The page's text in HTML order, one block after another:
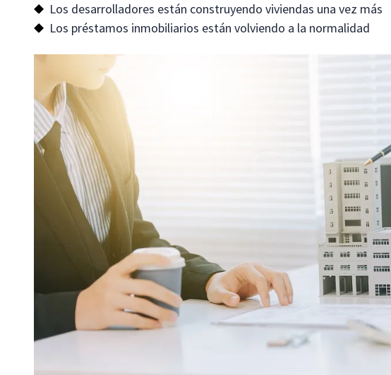
Los desarrolladores están construyendo viviendas una vez más
Los préstamos inmobiliarios están volviendo a la normalidad